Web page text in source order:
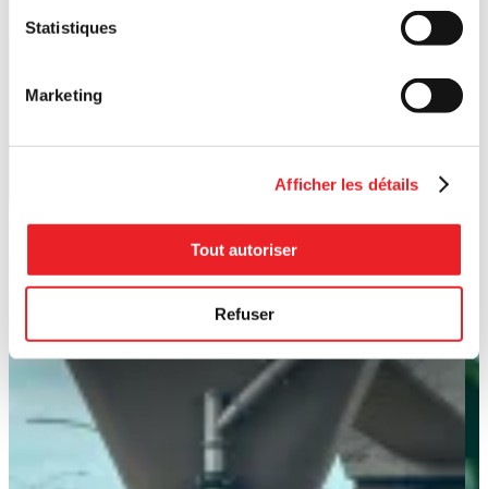
Statistiques
Marketing
Afficher les détails
Tout autoriser
Refuser